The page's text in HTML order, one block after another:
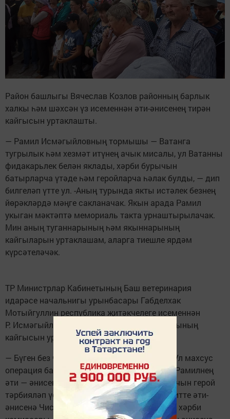
Район башлыгы Вячеслав Козлов районның барлык
халкы һәм шәхсән үз исеменнән әти-әнисенең тирән
кайгысын уртаклашты.
— Рамил Исмәгыйловның тормышы — Ватанга
тугрылык һәм хезмәт итүнең ачык мисалы, ул Ватанны
фидакарьлек белән яклады, хәрби бурычын
батырларча үтәде һәм геройларча һәлак булды, — дип
билгеләп үтте ул. -Аның турында якты истәлек безнең
йөрәкләрдә мәңге сакланачак. Якын арада Рамил
укыган мәктәптә мемориаль такта урнаштырылачак.
Мин аның туганнарының һәм якыннарының
кайгыларын уртаклашам, аларга тиешле ярдәм
күрсәтеләчәк.
ТР Министрлар Кабинетының Баш ветеринария
идарәсе начальнигы урынбасары Габделхак
Мотыйгуллин республика җитәкчелеге исеменнән
Р. Исмәгыйловның туганнары һәм якыннарының
кайгысын уртаклашты.
— Бүген без чын герой белән хушлашабыз. Ул махсус
операция барышында батырлык күрсәтте. Рамилнең
әти — әнисенең кайгысын уртаклашам, сез чын герой
тәрбияләп үстергәнсез, — дип мөрәҗәгать итте әти-
әнисенә Чистай һәм Яңа Чишмә районнары хәрби